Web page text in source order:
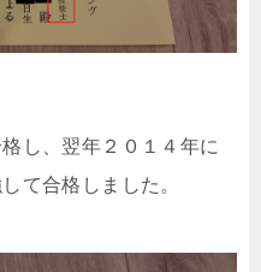
し、翌年２０１４年に
て合格しました。